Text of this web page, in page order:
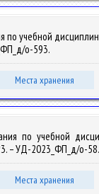
учебной
о-593.
Места хранения
по учебной
– УД-2023_ФП_д/о-58.
Места хранения